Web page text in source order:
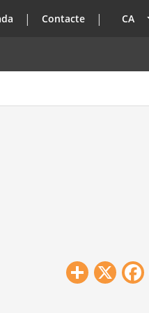
Contacte CA
Share
X